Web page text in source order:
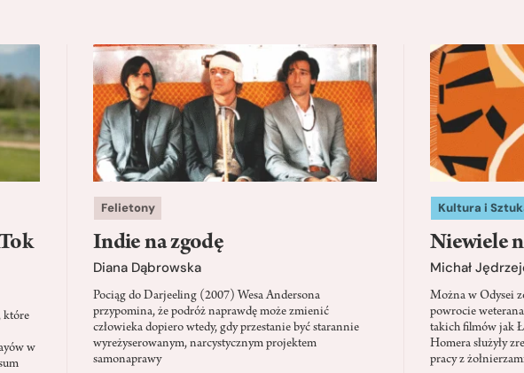
które
w
Felietony
Indie na zgodę
Diana Dąbrowska
Pociąg do Darjeeling (2007) Wesa Andersona
przypomina, że podróż naprawdę może zmienić
człowieka dopiero wtedy, gdy przestanie być starannie
wyreżyserowanym, narcystycznym projektem
samonaprawy
Kultura i
Niewiele
Michał
Można w Odysei
powrocie
takich filmów jak
Homera służyły
pracy z